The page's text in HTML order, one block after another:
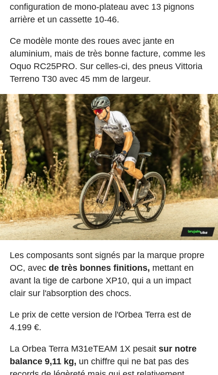
configuration de mono-plateau avec 13 pignons
arrière et un cassette 10-46.
Ce modèle monte des roues avec jante en
aluminium, mais de très bonne facture, comme les
Oquo RC25PRO. Sur celles-ci, des pneus Vittoria
Terreno T30 avec 45 mm de largeur.
Les composants sont signés par la marque propre
OC, avec de très bonnes finitions, mettant en
avant la tige de carbone XP10, qui a un impact
clair sur l'absorption des chocs.
Le prix de cette version de l'Orbea Terra est de
4.199 €.
La Orbea Terra M31eTEAM 1X pesait sur notre
balance 9,11 kg, un chiffre qui ne bat pas des